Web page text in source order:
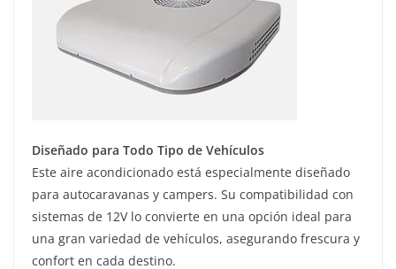
Diseñado para Todo Tipo de Vehículos
Este aire acondicionado está especialmente diseñado
para autocaravanas y campers. Su compatibilidad con
sistemas de 12V lo convierte en una opción ideal para
una gran variedad de vehículos, asegurando frescura y
confort en cada destino.